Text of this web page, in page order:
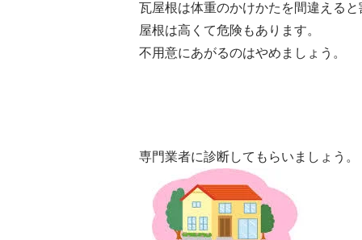
瓦屋根は体重のかけかたを間違えると
屋根は高くて危険もあります。
不用意にあがるのはやめましょう。
専門業者に診断してもらいましょう。